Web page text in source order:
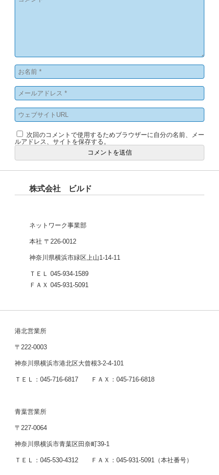
次回のコメントで使用するためブラウザーに自分の名前、メー
ルアドレス、サイトを保存する。
株式会社 ビルド
ネットワーク事業部
本社 〒226-0012
神奈川県横浜市緑区上山1-14-11
ＴＥＬ 045-934-1589
ＦＡＸ 045-931-5091
港北営業所
〒222-0003
神奈川県横浜市港北区大曾根3-2-4-101
ＴＥＬ：045-716-6817 ＦＡＸ：045-716-6818
青葉営業所
〒227-0064
神奈川県横浜市青葉区田奈町39-1
ＴＥＬ：045-530-4312 ＦＡＸ：045-931-5091（本社番号）